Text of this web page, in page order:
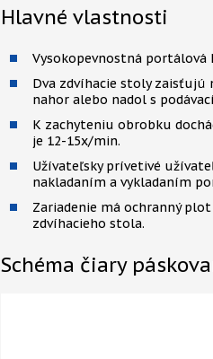
Hlavné vlastnosti
Vysokopevnostná
Dva zdvíhacie stoly
nahor alebo nadol s
K zachyteniu obrobku
je 12-15x/min.
Užívateľsky prívetivé
nakladaním a vykladaním
Zariadenie má ochranný
zdvíhacieho stola.
Schéma čiary